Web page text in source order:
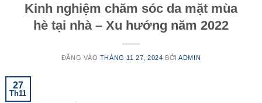
Kinh nghiệm chăm sóc da mặt mùa
hè tại nhà – Xu hướng năm 2022
ĐĂNG VÀO THÁNG 11 27, 2024 BỞIADMIN
27
Th11